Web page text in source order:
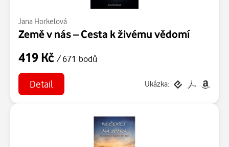
Jana Horkelová
Země v nás – Cesta k živému vědomí
419 Kč / 671 bodů
Detail Ukázka: